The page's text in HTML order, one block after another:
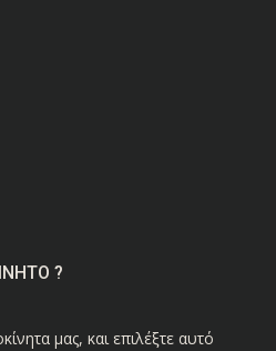
?
μας, και επιλέξτε αυτό